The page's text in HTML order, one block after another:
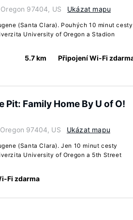
97404, US Ukázat mapu
(Santa Clara). Pouhých 10 minut cesty
University of Oregon a Stadion
5.7 km Připojení Wi-Fi
Pit: Family Home By U of O!
97404, US Ukázat mapu
(Santa Clara). Jen 10 minut cesty
University of Oregon a 5th Street
Fi zdarma